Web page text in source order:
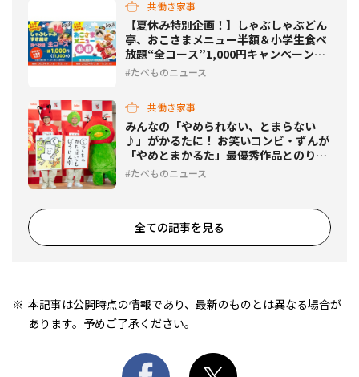
共働き家事
【夏休み特別企画！】しゃぶしゃぶどん
亭、おこさまメニュー半額＆小学生食べ
放題“全コース”1,000円キャンペーン開
催！
たべものニュース
共働き家事
みんなの「やめられない、とまらない
♪」がかるたに！ お笑いコンビ・ずんが
「やめとまかるた」最優秀作品とのりし
お味発売を発表！
たべものニュース
全ての記事を見る
本記事は公開時点の情報であり、最新のものとは異なる場合が
あります。予めご了承ください。